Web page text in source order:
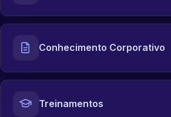
Conhecimento Corporativo
Treinamentos